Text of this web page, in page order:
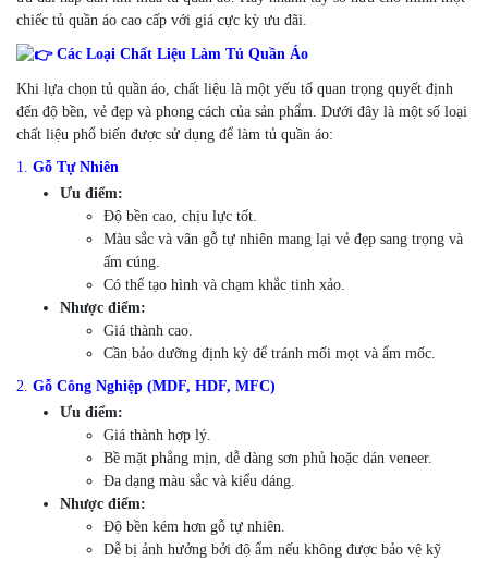
chiếc tủ quần áo cao cấp với giá cực kỳ ưu đãi.
Các Loại Chất Liệu Làm Tủ Quần Áo
Khi lựa chọn tủ quần áo, chất liệu là một yếu tố quan trọng quyết định
đến độ bền, vẻ đẹp và phong cách của sản phẩm. Dưới đây là một số loại
chất liệu phổ biến được sử dụng để làm tủ quần áo:
1. Gỗ Tự Nhiên
Ưu điểm:
Độ bền cao, chịu lực tốt.
Màu sắc và vân gỗ tự nhiên mang lại vẻ đẹp sang trọng và
ấm cúng.
Có thể tạo hình và chạm khắc tinh xảo.
Nhược điểm:
Giá thành cao.
Cần bảo dưỡng định kỳ để tránh mối mọt và ẩm mốc.
2. Gỗ Công Nghiệp (MDF, HDF, MFC)
Ưu điểm:
Giá thành hợp lý.
Bề mặt phẳng mịn, dễ dàng sơn phủ hoặc dán veneer.
Đa dạng màu sắc và kiểu dáng.
Nhược điểm:
Độ bền kém hơn gỗ tự nhiên.
Dễ bị ảnh hưởng bởi độ ẩm nếu không được bảo vệ kỹ